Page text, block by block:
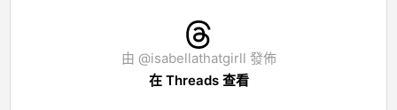
由 @isabellathatgirll 發佈
在 Threads 查看